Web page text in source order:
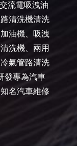
流電吸洩油
清洗機清洗
油機、吸洩
洗機、兩用
氣管路清洗
發專為汽車
名汽車維修